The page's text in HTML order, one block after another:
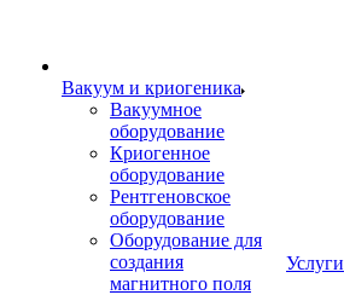
Вакуум и криогеника
Вакуумное
оборудование
Криогенное
оборудование
Рентгеновское
оборудование
Оборудование для
создания
магнитного поля
Услуги